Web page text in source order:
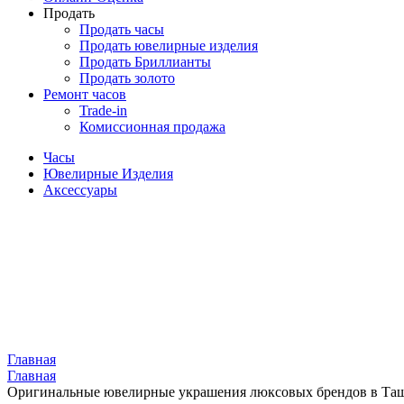
Продать
Продать часы
Продать ювелирные изделия
Продать Бриллианты
Продать золото
Ремонт часов
Trade-in
Комиссионная продажа
Часы
Ювелирные Изделия
Аксессуары
Главная
Главная
Оригинальные ювелирные украшения люксовых брендов в